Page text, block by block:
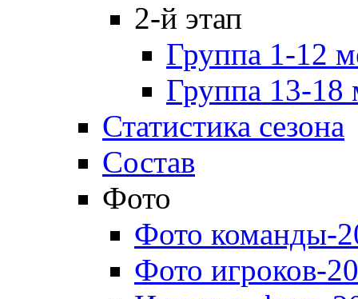
2-й этап
Группа 1-12
Группа 13-18
Статистика сезона
Состав
Фото
Фото команды-
Фото игроков-